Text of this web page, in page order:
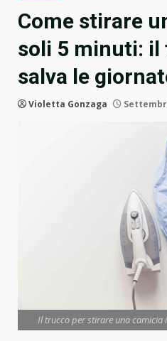
Come stirare
soli 5 minuti:
salva le
Violetta Gonzaga
Il trucco per stirare una